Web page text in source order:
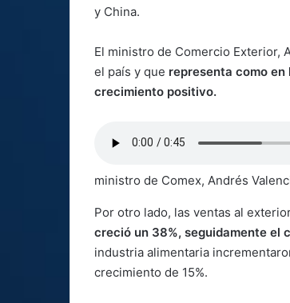
y China.
El ministro de Comercio Exterior,
el país y que representa como
crecimiento positivo.
ministro de Comex, Andrés
Por otro lado, las ventas al
creció un 38%, seguidamente el
industria alimentaria
crecimiento de 15%.